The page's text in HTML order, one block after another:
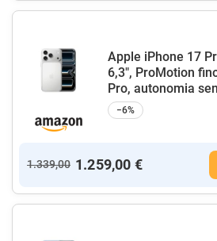
Apple iPhone 17
6,3", ProMotion
Pro, autonomia
−6%
1.339,00 1.259,00 €